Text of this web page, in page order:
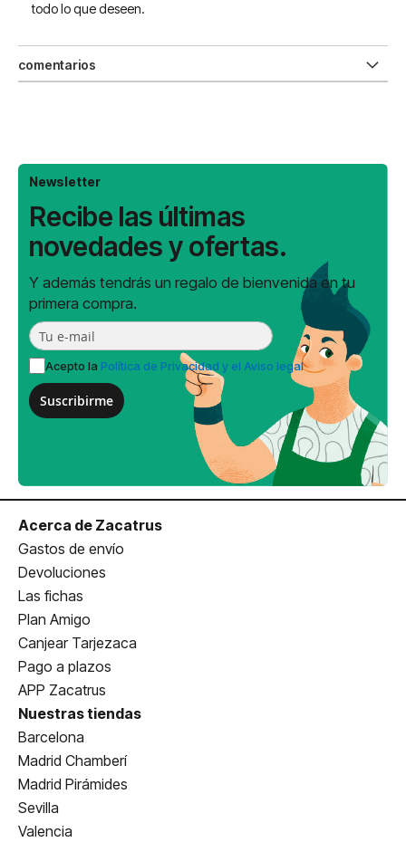
todo lo que deseen.
comentarios
Newsletter
Recibe las últimas
novedades y ofertas.
Y además tendrás un regalo de bienvenida en tu
primera compra.
Acepto la Política de Privacidad y el Aviso legal
Suscribirme
Acerca de Zacatrus
Gastos de envío
Devoluciones
Las fichas
Plan Amigo
Canjear Tarjezaca
Pago a plazos
APP Zacatrus
Nuestras tiendas
Barcelona
Madrid Chamberí
Madrid Pirámides
Sevilla
Valencia